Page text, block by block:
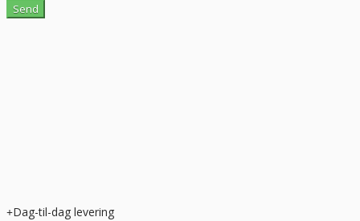
Dag-til-dag levering